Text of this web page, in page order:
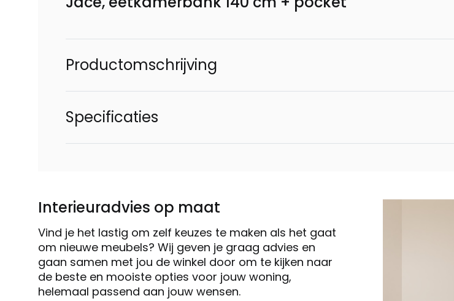
Productomschrijving
Specificaties
Interieuradvies op maat
Vind je het lastig om zelf keuzes te maken als het gaat
om nieuwe meubels? Wij geven je graag advies en
gaan samen met jou de winkel door om te kijken naar
de beste en mooiste opties voor jouw woning,
helemaal passend aan jouw wensen.